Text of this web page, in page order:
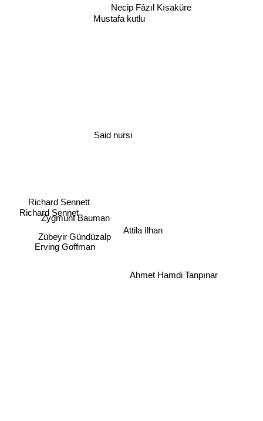
Necip Fâzıl Kısaküre
Mustafa kutlu
Said nursi
Zygmunt Bauman
Ahmet Hamdi Tanpınar
Erving Goffman
Zübeyir Gündüzalp
Richard Sennett
Richard Sennet